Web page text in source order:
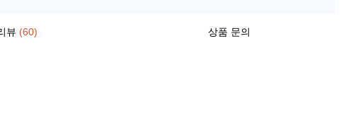
뷰 (60) 상품 문의